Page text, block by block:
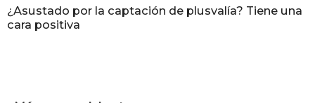
¿Asustado por la captación de plusvalía? Tiene una
cara positiva